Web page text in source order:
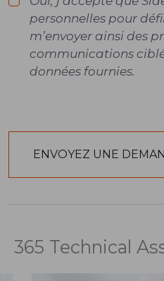
personnelles pour
m’envoyer ainsi des
communications
données fournies.
365 Technical